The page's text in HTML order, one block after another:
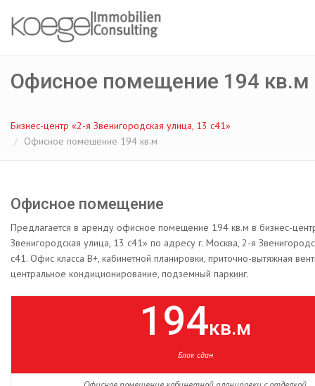
Офисное помещение 194 кв.м
Бизнес-центр «2-я Звенигородская улица, 13 с41»
Офисное помещение 194 кв.м
Офисное помещение
Предлагается в аренду офисное помещение 194 кв.м в бизнес-
Звенигородская улица, 13 с41» по адресу г. Москва, 2-я
с41. Офис класса B+, кабинетной планировки, приточно-вытяжная
центральное кондиционирование, подземный паркинг.
194кв.м
Блок сдан